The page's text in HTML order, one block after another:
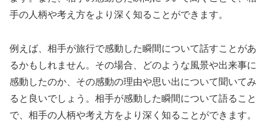
手の人柄や考え方をより深く知ることができます。
例えば、相手が旅行で感動した瞬間について話すことがあ
るかもしれません。その場合、どのような風景や出来事に
感動したのか、その感動の理由や思い出について聞いてみ
ると良いでしょう。相手が感動した瞬間について語ること
で、相手の人柄や考え方をより深く知ることができます。